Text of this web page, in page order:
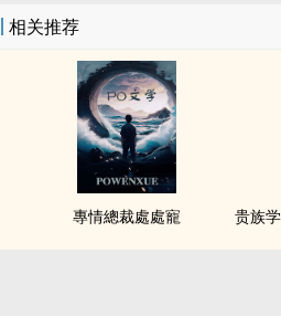
相关推荐
專情總裁處處寵